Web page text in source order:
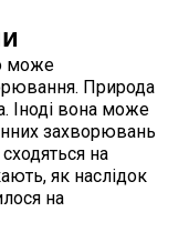
може
Природа
Іноді вона може
захворювань
на
як наслідок
на